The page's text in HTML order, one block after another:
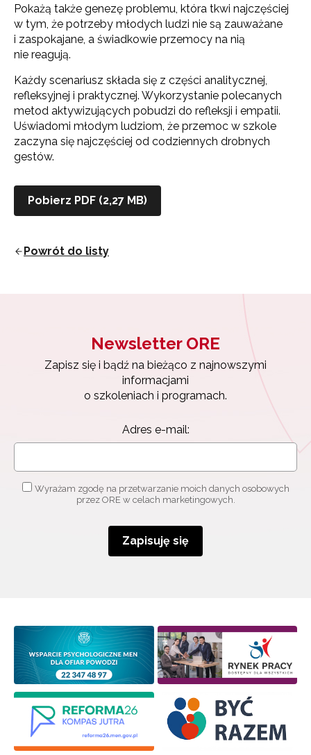
Pokażą także genezę problemu, która tkwi najczęściej
w tym, że potrzeby młodych ludzi nie są zauważane
i zaspokajane, a świadkowie przemocy na nią
nie reagują.
Każdy scenariusz składa się z części analitycznej,
refleksyjnej i praktycznej. Wykorzystanie polecanych
metod aktywizujących pobudzi do refleksji i empatii.
Uświadomi młodym ludziom, że przemoc w szkole
zaczyna się najczęściej od codziennych drobnych
gestów.
Pobierz PDF (2,27 MB)
Powrót do listy
Newsletter ORE
Zapisz się i bądź na bieżąco z najnowszymi
informacjami
o szkoleniach i programach.
Adres e-mail:
Wyrażam zgodę na przetwarzanie moich danych osobowych
przez ORE w celach marketingowych.
Zapisuję się
Zapisz się i bądź na bieżąco z najnowszymi
informacjami
Zapisuję się